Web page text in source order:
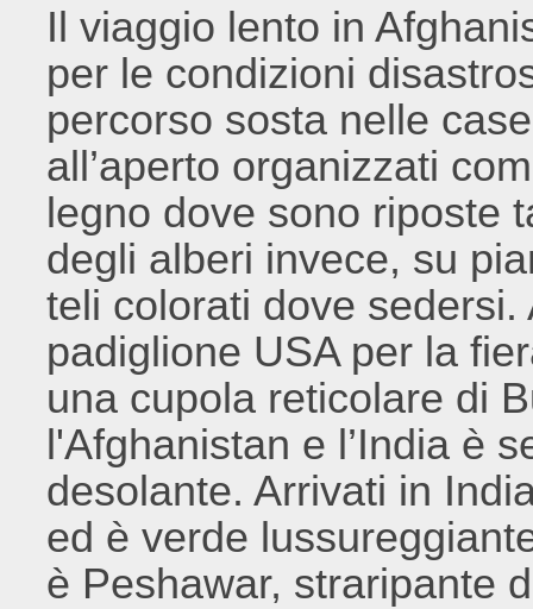
Il viaggio lento in
per le condizioni
percorso sosta nelle
all’aperto organizzati
legno dove sono riposte
degli alberi invece, su
teli colorati dove
padiglione USA per la
una cupola reticolare di
l'Afghanistan e l’India è
desolante. Arrivati in
ed è verde
è Peshawar, straripante